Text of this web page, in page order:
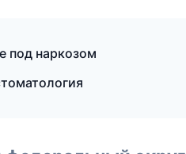
под наркозом